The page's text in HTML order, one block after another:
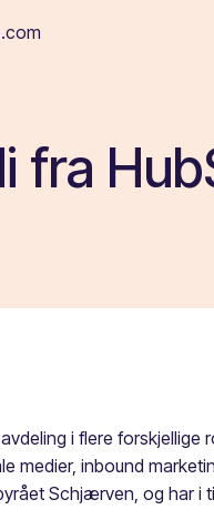
fra
i flere forskjellige
medier, inbound
Schjærven, og har i